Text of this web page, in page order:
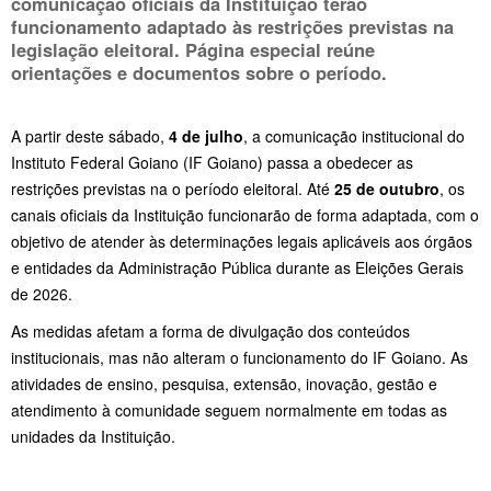
funcionamento adaptado às restrições previstas na
legislação eleitoral. Página especial reúne
orientações e documentos sobre o período.
A partir deste sábado, 4 de julho, a comunicação institucional do
Instituto Federal Goiano (IF Goiano) passa a obedecer as
restrições previstas na o período eleitoral. Até 25 de outubro, os
canais oficiais da Instituição funcionarão de forma adaptada, com o
objetivo de atender às determinações legais aplicáveis aos órgãos
e entidades da Administração Pública durante as Eleições Gerais
de 2026.
As medidas afetam a forma de divulgação dos conteúdos
institucionais, mas não alteram o funcionamento do IF Goiano. As
atividades de ensino, pesquisa, extensão, inovação, gestão e
atendimento à comunidade seguem normalmente em todas as
unidades da Instituição.